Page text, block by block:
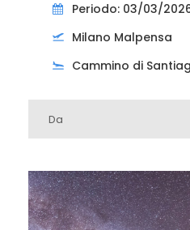
Periodo: 03/03/
Milano Malpensa
Cammino di
Da